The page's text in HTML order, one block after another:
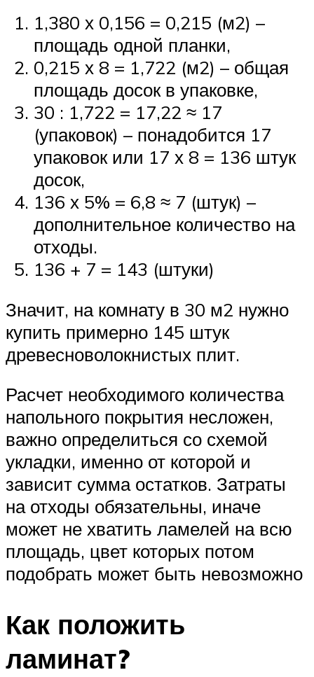
1,380 х 0,156 = 0,215 (м2) –
площадь одной планки,
0,215 х 8 = 1,722 (м2) – общая
площадь досок в упаковке,
30 : 1,722 = 17,22 ≈ 17
(упаковок) – понадобится 17
упаковок или 17 х 8 = 136 штук
досок,
136 х 5% = 6,8 ≈ 7 (штук) –
дополнительное количество на
отходы.
136 + 7 = 143 (штуки)
Значит, на комнату в 30 м2 нужно
купить примерно 145 штук
древесноволокнистых плит.
Расчет необходимого количества
напольного покрытия несложен,
важно определиться со схемой
укладки, именно от которой и
зависит сумма остатков. Затраты
на отходы обязательны, иначе
может не хватить ламелей на всю
площадь, цвет которых потом
подобрать может быть невозможно
Как положить
ламинат?